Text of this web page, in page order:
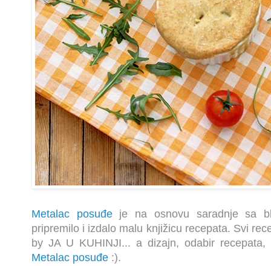
Metalac posuđeje na osnovu saradnje sa
pripremilo i izdalo malu knjižicu recepata. Svi
by JA U KUHINJI... a dizajn, odabir recepata,
Metalac posuđe :).